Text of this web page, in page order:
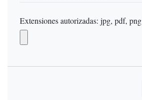
Extensiones autorizadas: jpg, pdf, png